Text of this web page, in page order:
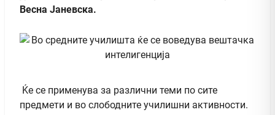
Весна Јаневска.
Ќе се применува за различни теми по сите
предмети и во слободните училишни активности.